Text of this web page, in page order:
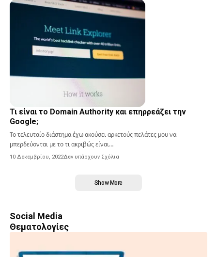
Τι είναι το Domain Authority και επηρρεάζει την
Google;
Το τελευταίο διάστημα έχω ακούσει αρκετούς πελάτες μου να
μπερδεύονται με το τι ακριβώς είναι…
10 Δεκεμβρίου, 2022Δεν υπάρχουν Σχόλια
Show More
Social Media
Θεματολογίες